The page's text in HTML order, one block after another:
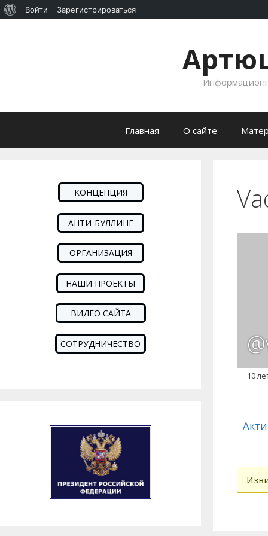
Главная О сайте
10
КОНЦЕПЦИЯ
АНТИ-БУЛЛИНГ
ОРГАНИЗАЦИЯ
НАШИ ПРОЕКТЫ
ВИДЕО САЙТА
СОТРУДНИЧЕСТВО
Войти Зарегистрироваться